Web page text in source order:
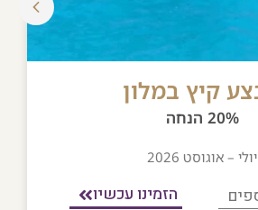
קיץ במלון
20% הנחה
יולי – אוגוסט 2026
הזמינו עכשיו